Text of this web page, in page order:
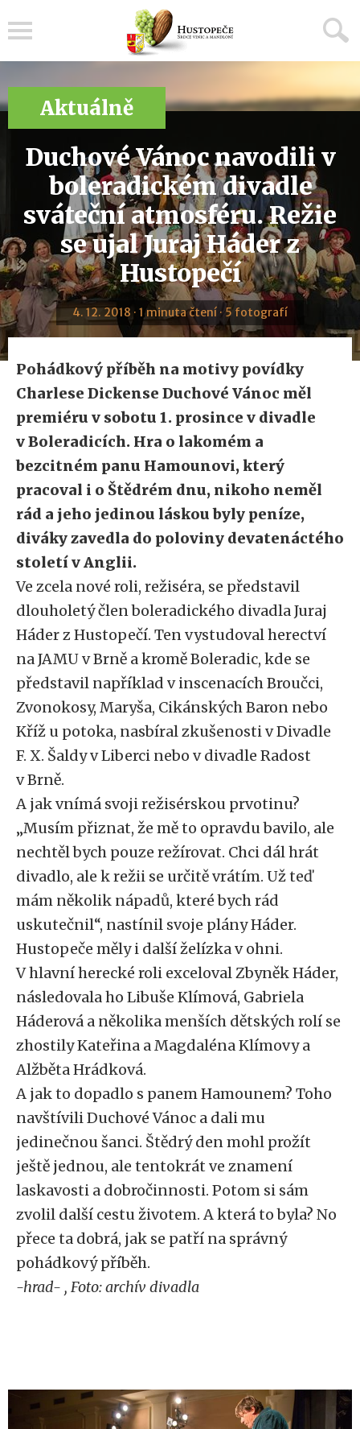
Aktuálně
Duchové Vánoc navodili v
boleradickém divadle
sváteční atmosféru. Režie
se ujal Juraj Háder z
Hustopečí
4. 12. 2018 · 1 minuta čtení · 5 fotografí
Pohádkový příběh na motivy povídky
Charlese Dickense Duchové Vánoc měl
premiéru v sobotu 1. prosince v divadle
v Boleradicích. Hra o lakomém a
bezcitném panu Hamounovi, který
pracoval i o Štědrém dnu, nikoho neměl
rád a jeho jedinou láskou byly peníze,
diváky zavedla do poloviny devatenáctého
století v Anglii.
Ve zcela nové roli, režiséra, se představil
dlouholetý člen boleradického divadla Juraj
Háder z Hustopečí. Ten vystudoval herectví
na JAMU v Brně a kromě Boleradic, kde se
představil například v inscenacích Broučci,
Zvonokosy, Maryša, Cikánských Baron nebo
Kříž u potoka, nasbíral zkušenosti v Divadle
F. X. Šaldy v Liberci nebo v divadle Radost
v Brně.
A jak vnímá svoji režisérskou prvotinu?
„Musím přiznat, že mě to opravdu bavilo, ale
nechtěl bych pouze režírovat. Chci dál hrát
divadlo, ale k režii se určitě vrátím. Už teď
mám několik nápadů, které bych rád
uskutečnil“, nastínil svoje plány Háder.
Hustopeče měly i další želízka v ohni.
V hlavní herecké roli exceloval Zbyněk Háder,
následovala ho Libuše Klímová, Gabriela
Háderová a několika menších dětských rolí se
zhostily Kateřina a Magdaléna Klímovy a
Alžběta Hrádková.
A jak to dopadlo s panem Hamounem? Toho
navštívili Duchové Vánoc a dali mu
jedinečnou šanci. Štědrý den mohl prožít
ještě jednou, ale tentokrát ve znamení
laskavosti a dobročinnosti. Potom si sám
zvolil další cestu životem. A která to byla? No
přece ta dobrá, jak se patří na správný
pohádkový příběh.
-hrad- , Foto: archív divadla